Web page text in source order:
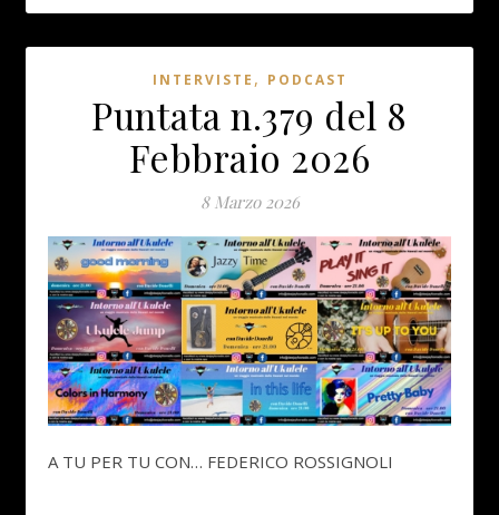
INTERVISTE , PODCAST
Puntata n.379 del 8
Febbraio 2026
8 Marzo 2026
A TU PER TU CON… FEDERICO ROSSIGNOLI